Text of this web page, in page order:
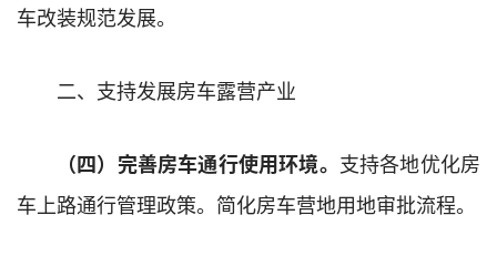
车改装规范发展。
二、支持发展房车露营产业
（四）完善房车通行使用环境。 支持各地优化房
车上路通行管理政策。简化房车营地用地审批流程。